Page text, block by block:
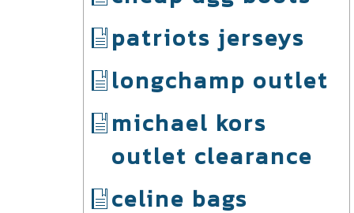
patriots jerseys
longchamp outlet
michael kors
outlet clearance
celine bags